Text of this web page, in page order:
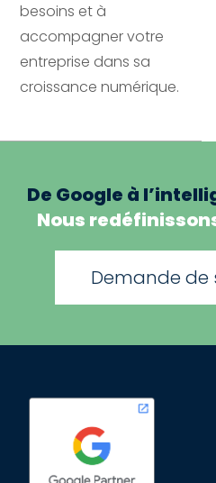
besoins et à
accompagner votre
entreprise dans sa
croissance numérique.
De Google à
Nous
Demande de